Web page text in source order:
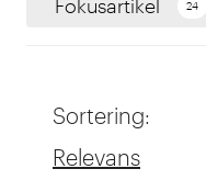
Fokusartikel 24
Sortering:
Relevans